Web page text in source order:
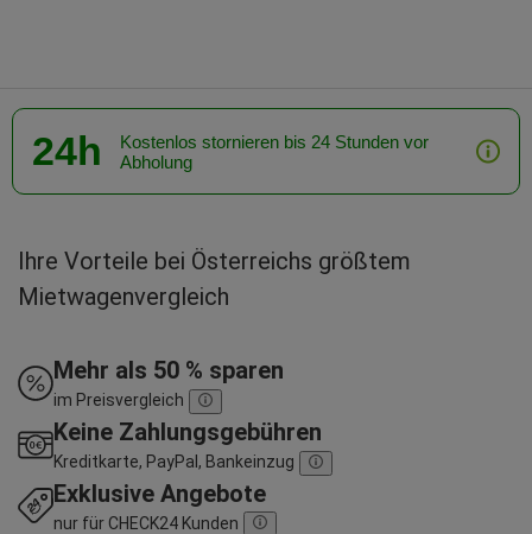
24h
Kostenlos stornieren bis 24 Stunden vor
Abholung
Ihre Vorteile bei Österreichs größtem
Mietwagenvergleich
Mehr als 50 % sparen
im Preisvergleich
Keine Zahlungsgebühren
Kreditkarte, PayPal, Bankeinzug
Exklusive Angebote
nur für CHECK24 Kunden